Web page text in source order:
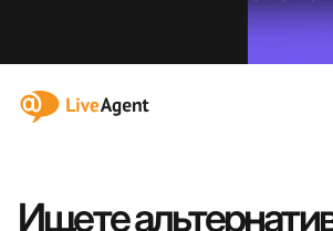
:site.title
Ищете